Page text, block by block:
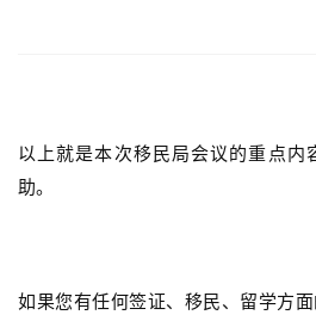
技
能
投
以上就是本次移民局会议的重点内
助。
如果您有任何签证、移民、留学方